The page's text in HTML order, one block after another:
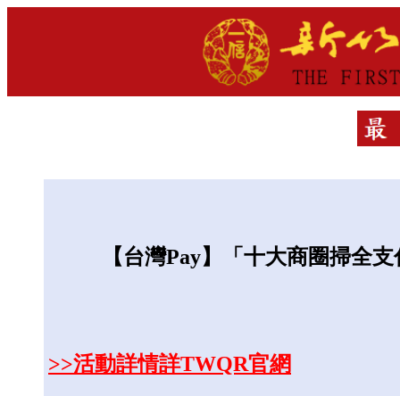
【台灣Pay】「十大商圈掃全
>>活動詳情詳TWQR官網